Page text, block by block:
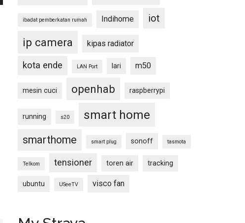
ibadat pemberkatan rumah Indihome iot
ip camera kipas radiator
kota ende LAN Port lari m50
mesin cuci openhab raspberrypi
running s20 smart home
smarthome smart plug sonoff tasmota
Telkom tensioner toren air tracking
ubuntu USeeTV visco fan